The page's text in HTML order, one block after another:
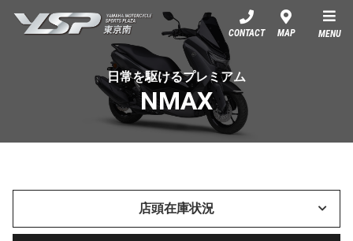
YSP東京南
CONTACT MAP MENU
日常を駆けるプレミアム
NMAX
店頭在庫状況